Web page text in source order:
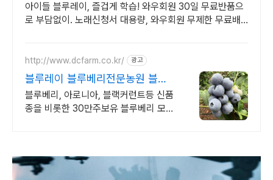
아이들 블루레이, 즐겁게 학습! 와우회원 30일 무료반품으
로 부담없이. 노래신청서 대용량, 와우회원 무제한 무료배
http://www.dcfarm.co.kr/ 광고
블루레이 블루베리전문농원 블루
베리묘목 농자재 영양제
블루베리, 아로니아, 블랙커런트등 신품
종을 비롯한 30만주보유 블루베리 모든